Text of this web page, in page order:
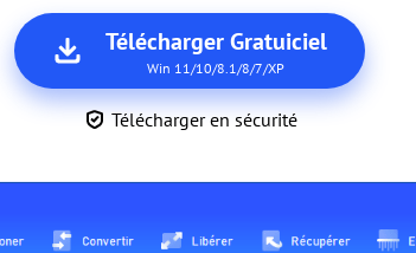
Télécharger Gratuiciel
Win 11/10/8.1/8/7/XP
Télécharger en sécurité